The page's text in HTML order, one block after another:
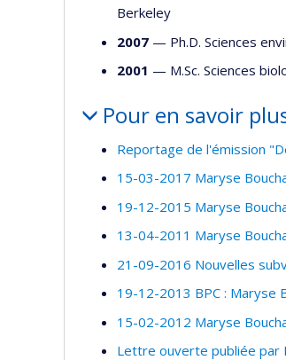
Berkeley
2007 — Ph.D. Sciences
2001 — M.Sc. Sciences
Pour en savoir
Reportage de l'émission
15-03-2017 Maryse
19-12-2015 Maryse
13-04-2011 Maryse
21-09-2016 Nouvelles
19-12-2013 BPC : Maryse
15-02-2012 Maryse
Lettre ouverte publiée par